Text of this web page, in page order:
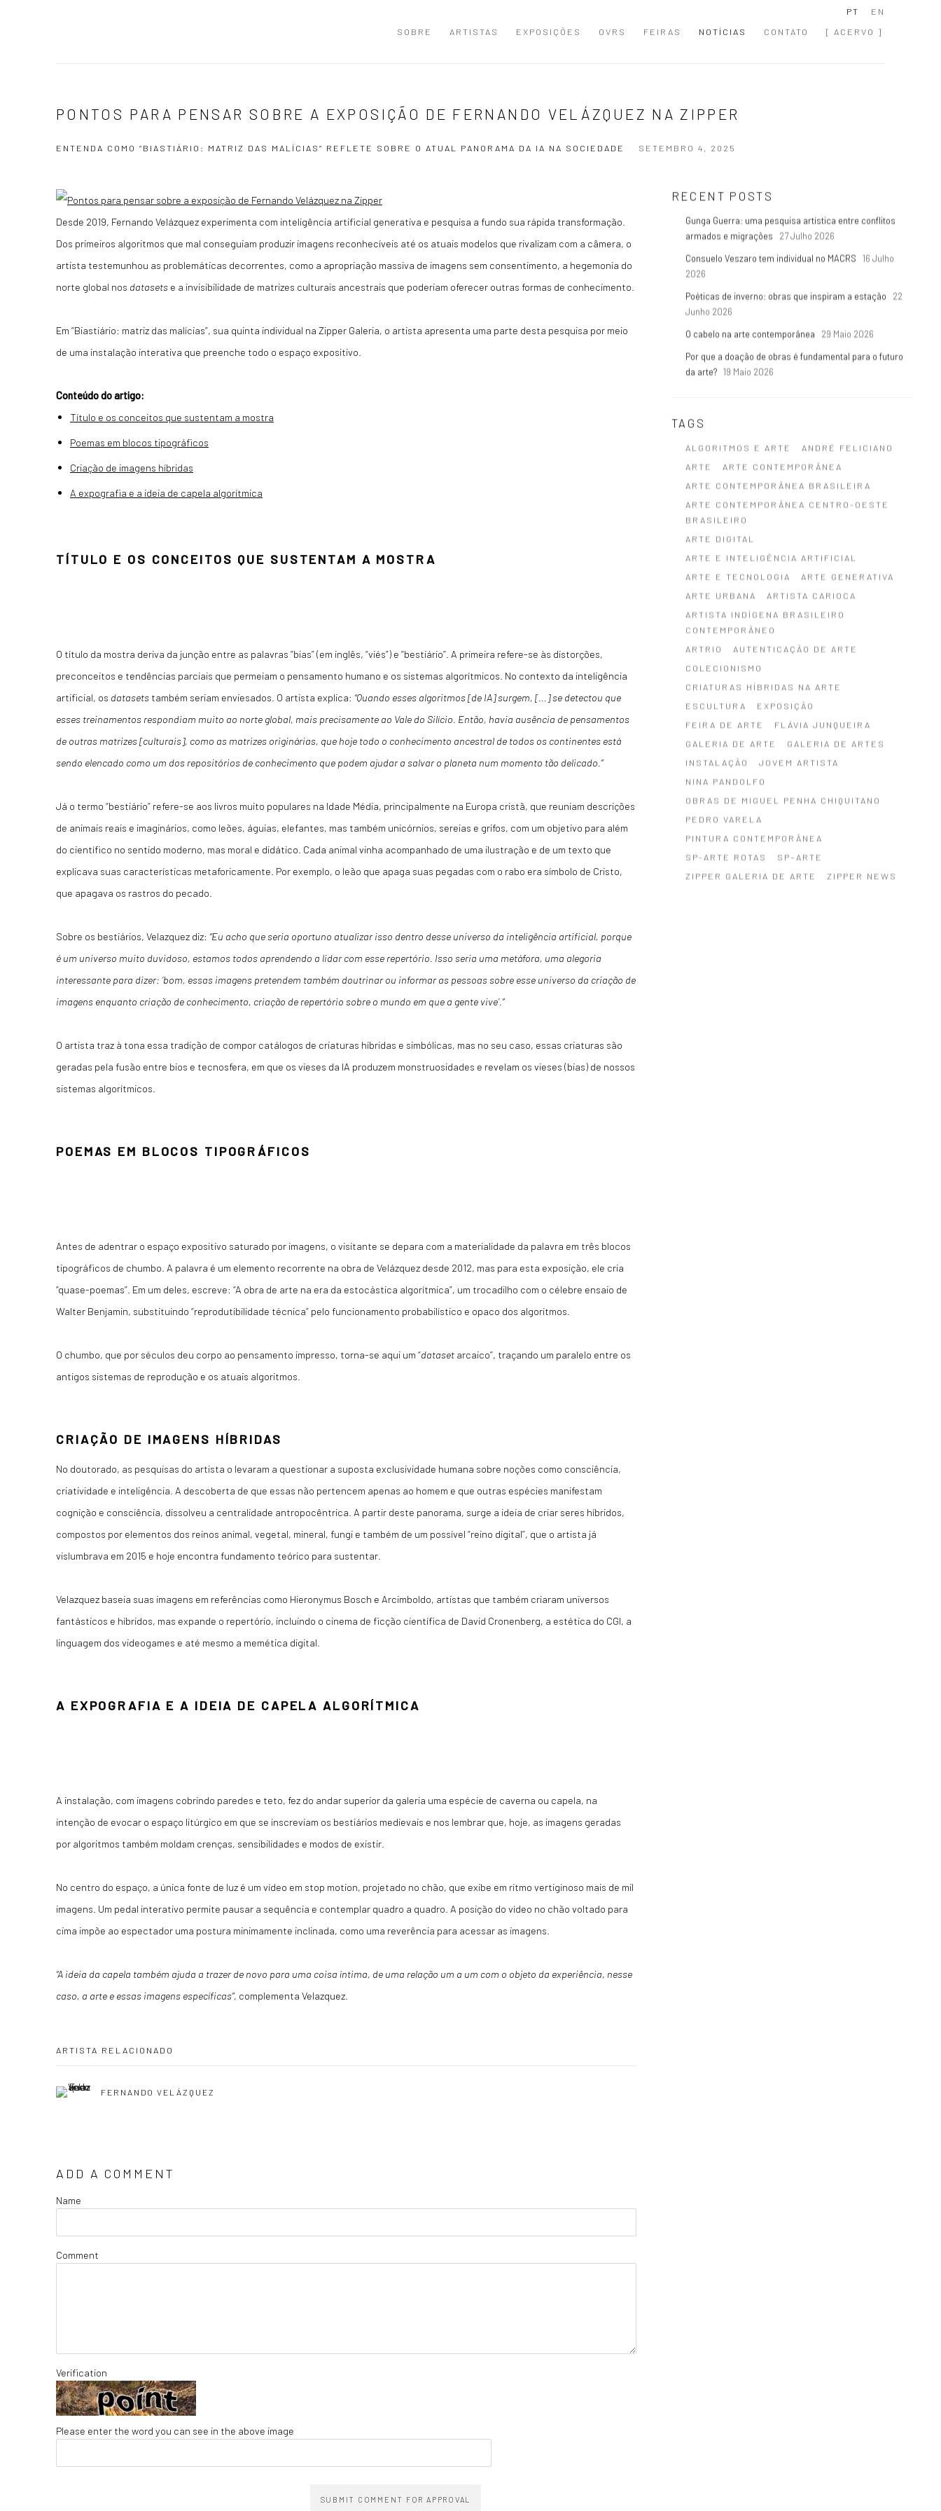
SOBRE ARTISTAS EXPOSIÇÕES OVRS FEIRAS NOTÍCIAS CONTATO [ ACERVO ]
PT EN
PONTOS PARA PENSAR SOBRE A EXPOSIÇÃO DE FERNANDO VELÁZQUEZ NA ZIPPER
ENTENDA COMO “BIASTIÁRIO: MATRIZ DAS MALÍCIAS” REFLETE SOBRE O ATUAL PANORAMA DA IA NA SOCIEDADE SETEMBRO 4, 2025
Desde 2019, Fernando Velázquez experimenta com inteligência artificial generativa e pesquisa a fundo sua rápida transformação.
Dos primeiros algoritmos que mal conseguiam produzir imagens reconhecíveis até os atuais modelos que rivalizam com a câmera, o
artista testemunhou as problemáticas decorrentes, como a apropriação massiva de imagens sem consentimento, a hegemonia do
norte global nos datasets e a invisibilidade de matrizes culturais ancestrais que poderiam oferecer outras formas de conhecimento.
Em “Biastiário: matriz das malícias”, sua quinta individual na Zipper Galeria, o artista apresenta uma parte desta pesquisa por meio
de uma instalação interativa que preenche todo o espaço expositivo.
Conteúdo do artigo:
Título e os conceitos que sustentam a mostra
Poemas em blocos tipográficos
Criação de imagens híbridas
A expografia e a ideia de capela algorítmica
TÍTULO E OS CONCEITOS QUE SUSTENTAM A MOSTRA
O título da mostra deriva da junção entre as palavras “bias” (em inglês, “viés”) e “bestiário”. A primeira refere-se às distorções,
preconceitos e tendências parciais que permeiam o pensamento humano e os sistemas algorítmicos. No contexto da inteligência
artificial, os datasets também seriam enviesados. O artista explica: “Quando esses algoritmos [de IA] surgem, [...] se detectou que
esses treinamentos respondiam muito ao norte global, mais precisamente ao Vale do Silício. Então, havia ausência de pensamentos
de outras matrizes [culturais], como as matrizes originárias, que hoje todo o conhecimento ancestral de todos os continentes está
sendo elencado como um dos repositórios de conhecimento que podem ajudar a salvar o planeta num momento tão delicado.”
Já o termo “bestiário” refere-se aos livros muito populares na Idade Média, principalmente na Europa cristã, que reuniam descrições
de animais reais e imaginários, como leões, águias, elefantes, mas também unicórnios, sereias e grifos, com um objetivo para além
do científico no sentido moderno, mas moral e didático. Cada animal vinha acompanhado de uma ilustração e de um texto que
explicava suas características metaforicamente. Por exemplo, o leão que apaga suas pegadas com o rabo era símbolo de Cristo,
que apagava os rastros do pecado.
Sobre os bestiários, Velazquez diz: “Eu acho que seria oportuno atualizar isso dentro desse universo da inteligência artificial, porque
é um universo muito duvidoso, estamos todos aprendendo a lidar com esse repertório. Isso seria uma metáfora, uma alegoria
interessante para dizer: ‘bom, essas imagens pretendem também doutrinar ou informar as pessoas sobre esse universo da criação de
imagens enquanto criação de conhecimento, criação de repertório sobre o mundo em que a gente vive’.”
O artista traz à tona essa tradição de compor catálogos de criaturas híbridas e simbólicas, mas no seu caso, essas criaturas são
geradas pela fusão entre bios e tecnosfera, em que os vieses da IA produzem monstruosidades e revelam os vieses (bias) de nossos
sistemas algorítmicos.
POEMAS EM BLOCOS TIPOGRÁFICOS
Antes de adentrar o espaço expositivo saturado por imagens, o visitante se depara com a materialidade da palavra em três blocos
tipográficos de chumbo. A palavra é um elemento recorrente na obra de Velázquez desde 2012, mas para esta exposição, ele cria
“quase-poemas”. Em um deles, escreve: “A obra de arte na era da estocástica algorítmica”, um trocadilho com o célebre ensaio de
Walter Benjamin, substituindo “reprodutibilidade técnica” pelo funcionamento probabilístico e opaco dos algoritmos.
O chumbo, que por séculos deu corpo ao pensamento impresso, torna-se aqui um “dataset arcaico”, traçando um paralelo entre os
antigos sistemas de reprodução e os atuais algoritmos.
CRIAÇÃO DE IMAGENS HÍBRIDAS
No doutorado, as pesquisas do artista o levaram a questionar a suposta exclusividade humana sobre noções como consciência,
criatividade e inteligência. A descoberta de que essas não pertencem apenas ao homem e que outras espécies manifestam
cognição e consciência, dissolveu a centralidade antropocêntrica. A partir deste panorama, surge a ideia de criar seres híbridos,
compostos por elementos dos reinos animal, vegetal, mineral, fungi e também de um possível “reino digital”, que o artista já
vislumbrava em 2015 e hoje encontra fundamento teórico para sustentar.
Velazquez baseia suas imagens em referências como Hieronymus Bosch e Arcimboldo, artistas que também criaram universos
fantásticos e híbridos, mas expande o repertório, incluindo o cinema de ficção científica de David Cronenberg, a estética do CGI, a
linguagem dos videogames e até mesmo a memética digital.
A EXPOGRAFIA E A IDEIA DE CAPELA ALGORÍTMICA
A instalação, com imagens cobrindo paredes e teto, fez do andar superior da galeria uma espécie de caverna ou capela, na
intenção de evocar o espaço litúrgico em que se inscreviam os bestiários medievais e nos lembrar que, hoje, as imagens geradas
por algoritmos também moldam crenças, sensibilidades e modos de existir.
No centro do espaço, a única fonte de luz é um vídeo em stop motion, projetado no chão, que exibe em ritmo vertiginoso mais de mil
imagens. Um pedal interativo permite pausar a sequência e contemplar quadro a quadro. A posição do vídeo no chão voltado para
cima impõe ao espectador uma postura minimamente inclinada, como uma reverência para acessar as imagens.
“A ideia da capela também ajuda a trazer de novo para uma coisa íntima, de uma relação um a um com o objeto da experiência, nesse
caso, a arte e essas imagens específicas”, complementa Velazquez.
ARTISTA RELACIONADO
FERNANDO VELÁZQUEZ
ADD A COMMENT
Name
Comment
Verification
Please enter the word you can see in the above image
SUBMIT COMMENT FOR APPROVAL
RECENT POSTS
Gunga Guerra: uma pesquisa artística entre conflitos
armados e migrações
27 Julho 2026
Consuelo Veszaro tem individual no MACRS
16 Julho
2026
Poéticas de inverno: obras que inspiram a estação
22
Junho 2026
O cabelo na arte contemporânea 29 Maio 2026
Por que a doação de obras é fundamental para o futuro
da arte? 19 Maio 2026
TAGS
ALGORITMOS E ARTE
ANDRÉ FELICIANO
ARTE
ARTE CONTEMPORÂNEA
ARTE CONTEMPORÂNEA BRASILEIRA
ARTE CONTEMPORÂNEA CENTRO-OESTE
BRASILEIRO
ARTE DIGITAL
ARTE E INTELIGÊNCIA ARTIFICIAL
ARTE E TECNOLOGIA
ARTE GENERATIVA
ARTE URBANA
ARTISTA CARIOCA
ARTISTA INDÍGENA BRASILEIRO
CONTEMPORÂNEO
ARTRIO
AUTENTICAÇÃO DE ARTE
COLECIONISMO
CRIATURAS HÍBRIDAS NA ARTE
ESCULTURA
EXPOSIÇÃO
FEIRA DE ARTE
FLÁVIA JUNQUEIRA
GALERIA DE ARTE
GALERIA DE ARTES
INSTALAÇÃO
JOVEM ARTISTA
NINA PANDOLFO
OBRAS DE MIGUEL PENHA CHIQUITANO
PEDRO VARELA
PINTURA CONTEMPORÂNEA
SP-ARTE ROTAS
SP–ARTE
ZIPPER GALERIA DE ARTE
ZIPPER NEWS